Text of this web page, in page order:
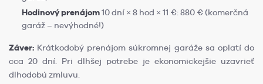
Hodinový prenájom10 dní × 8 hod × 11 €: 880 € (komerčná
garáž – nevýhodné!)
Záver: Krátkodobý prenájom súkromnej garáže sa oplatí do
cca 20 dní. Pri dlhšej potrebe je ekonomickejšie uzavrieť
dlhodobú zmluvu.